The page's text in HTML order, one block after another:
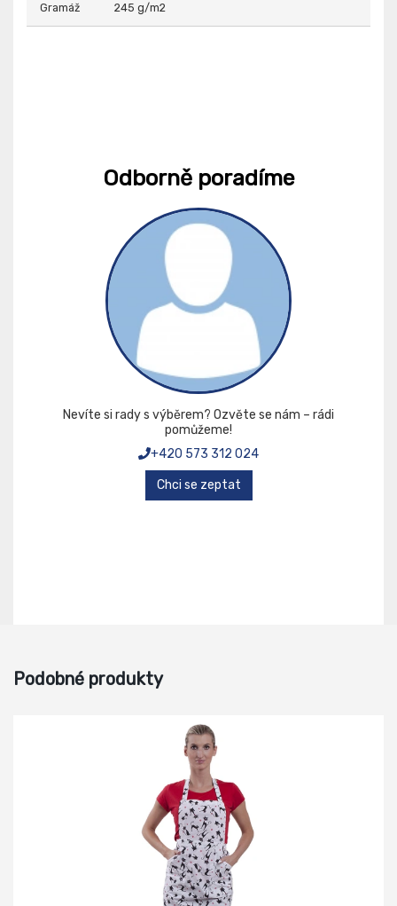
Gramáž 245 g/m2
Odborně poradíme
Nevíte si rady s výběrem? Ozvěte se nám – rádi
pomůžeme!
+420 573 312 024
Chci se zeptat
Podobné produkty